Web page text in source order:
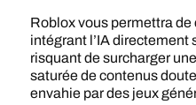
Roblox vous permettra de
intégrant l’IA directement
risquant de surcharger
saturée de contenus
envahie par des jeux